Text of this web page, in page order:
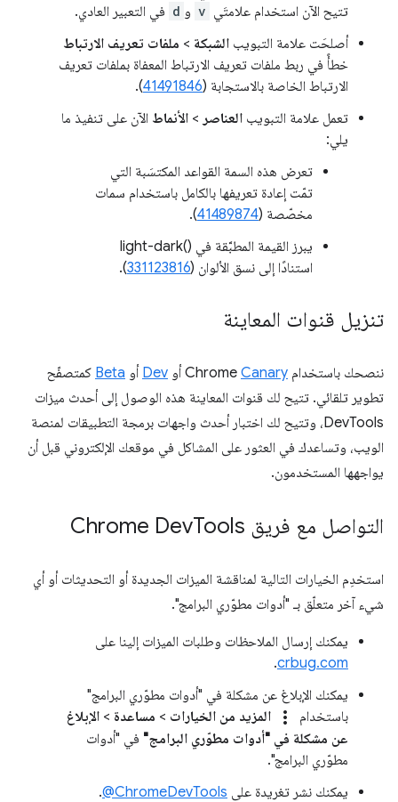
تتيح الآن استخدام علامتَي v و d في التعبير العادي.
أصلحَت علامة التبويب الشبكة > ملفات تعريف الارتباط
خطأً في ربط ملفات تعريف الارتباط المعفاة بملفات تعريف
الارتباط الخاصة بالاستجابة (41491846
).
تعمل علامة التبويب العناصر > الأنماط الآن على تنفيذ ما
يلي:
تعرض هذه السمة القواعد المكتسَبة التي
تمّت إعادة تعريفها بالكامل باستخدام سمات
مخصّصة (41489874
).
يبرز القيمة المطبَّقة في light-dark()‎
استنادًا إلى نسق الألوان (331123816
).
تنزيل قنوات المعاينة
ننصحك باستخدام Chrome Canary أو Dev أو Beta كمتصفّح
تطوير تلقائي. تتيح لك قنوات المعاينة هذه الوصول إلى أحدث ميزات
DevTools، وتتيح لك اختبار أحدث واجهات برمجة التطبيقات لمنصة
الويب، وتساعدك في العثور على المشاكل في موقعك الإلكتروني قبل أن
يواجهها المستخدمون.
التواصل مع فريق Chrome Dev Tools
استخدِم الخيارات التالية لمناقشة الميزات الجديدة أو التحديثات أو أي
شيء آخر متعلّق بـ "أدوات مطوّري البرامج".
يمكنك إرسال الملاحظات وطلبات الميزات إلينا على
crbug.com
.
يمكنك الإبلاغ عن مشكلة في "أدوات مطوّري البرامج"
باستخدام
more_vert المزيد من الخيارات > مساعدة > الإبلاغ
عن مشكلة في "أدوات مطوّري البرامج" في "أدوات
مطوّري البرامج".
يمكنك نشر تغريدة على ‎@ChromeDevTools
.